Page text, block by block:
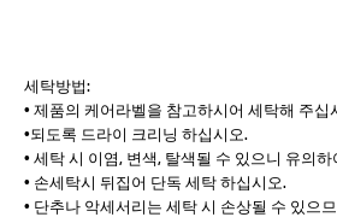
세탁방법:
• 제품의 케어라벨을 참고하시어 세탁해 주십
•되도록 드라이 크리닝 하십시오.
• 세탁 시 이염, 변색, 탈색될 수 있으니 유의
• 손세탁시 뒤집어 단독 세탁 하십시오.
• 단추나 악세서리는 세탁 시 손상될 수 있으